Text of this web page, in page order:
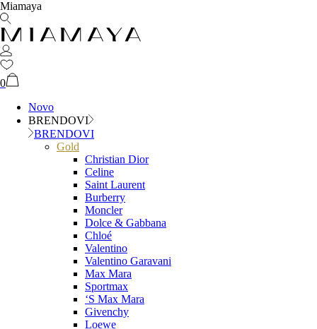
Miamaya
0
Novo
BRENDOVI
BRENDOVI
Gold
Christian Dior
Celine
Saint Laurent
Burberry
Moncler
Dolce & Gabbana
Chloé
Valentino
Valentino Garavani
Max Mara
Sportmax
‘S Max Mara
Givenchy
Loewe